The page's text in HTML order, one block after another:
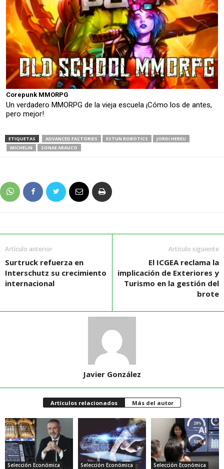
Corepunk MMORPG
Un verdadero MMORPG de la vieja escuela ¡Cómo los de antes,
pero mejor!
ETIQUETAS ADVANCED FACTORIES ESTUN ROBOTICS
JORDI HEREU
MICHELIN
SONAE ARAUCO
Artículo anterior
Surtruck refuerza en
Interschutz su crecimiento
internacional
Artículo siguiente
El ICGEA reclama la
implicación de Exteriores y
Turismo en la gestión del
brote
Javier González
Artículos relacionados Más del autor
Selección Económica Selección Económica Selección Económica